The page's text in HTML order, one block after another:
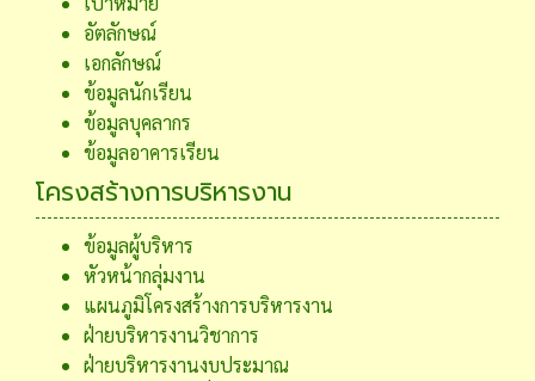
อัตลักษณ์
เอกลักษณ์
ข้อมูลนักเรียน
ข้อมูลบุคลากร
ข้อมูลอาคารเรียน
โครงสร้างการบริหารงาน
ข้อมูลผู้บริหาร
หัวหน้ากลุ่มงาน
แผนภูมิโครงสร้างการบริหารงาน
ฝ่ายบริหารงานวิชาการ
ฝ่ายบริหารงานงบประมาณ